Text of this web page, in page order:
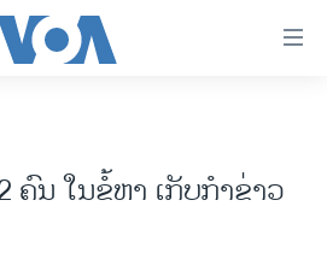
ຄົນ ໃນຂໍ້ຫາ ເກັບກໍາຂ່າວ